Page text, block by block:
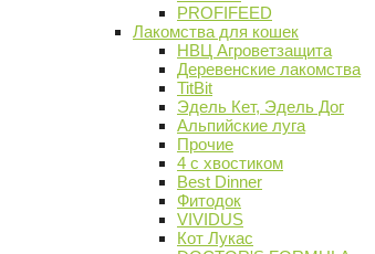
PROFIFEED
Лакомства для кошек
НВЦ Агроветзащита
Деревенские лакомства
TitBit
Эдель Кет, Эдель Дог
Альпийские луга
Прочие
4 с хвостиком
Best Dinner
Фитодок
VIVIDUS
Кот Лукас